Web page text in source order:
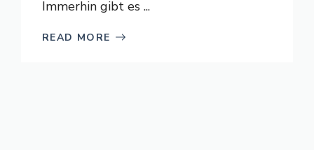
Immerhin gibt es ...
READ MORE